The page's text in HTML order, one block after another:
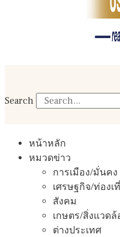
Search
หน้าหลัก
หมวดข่าว
การเมือง/มั่นคง
เศรษฐกิจ/ท่องเ
สังคม
เกษตร/สิ่งแวดล้
ต่างประเทศ